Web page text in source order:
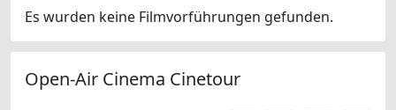
Es wurden keine Filmvorführungen gefunden.
Open-Air Cinema Cinetour